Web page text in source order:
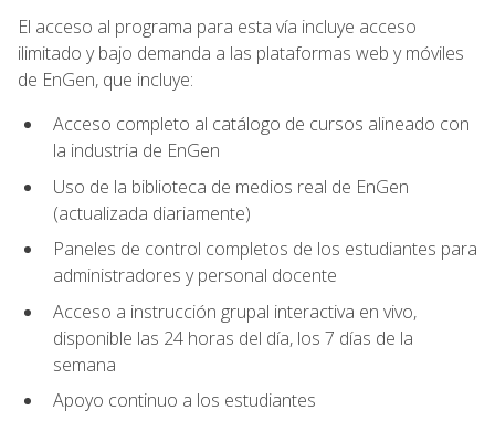
El acceso al programa para esta vía incluye acceso
ilimitado y bajo demanda a las plataformas web y móviles
de EnGen, que incluye:
Acceso completo al catálogo de cursos alineado con
la industria de EnGen
Uso de la biblioteca de medios real de EnGen
(actualizada diariamente)
Paneles de control completos de los estudiantes para
administradores y personal docente
Acceso a instrucción grupal interactiva en vivo,
disponible las 24 horas del día, los 7 días de la
semana
Apoyo continuo a los estudiantes